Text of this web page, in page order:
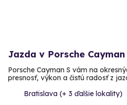
Jazda v Porsche Cayman
Porsche Cayman S vám na
presnosť, výkon a čistú radosť z
Bratislava (+ 3 ďalšie lokality)